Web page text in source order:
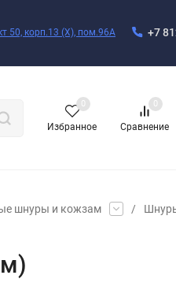
50, корп.13 (X), пом.96А +7
Избранное
0
Сравнение
0
шнуры и кожзам /